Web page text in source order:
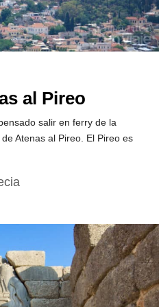
al Pireo
salir en ferry de la
Atenas al Pireo. El Pireo es